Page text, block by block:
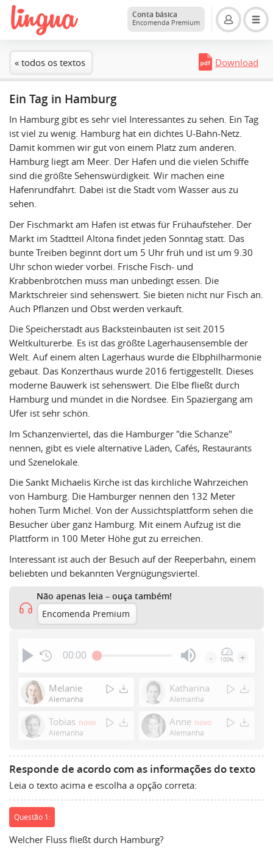
Conta básica
Encomenda Premium
« todos os textos Download
Ein Tag in Hamburg
In Hamburg gibt es sehr viel Interessantes zu sehen. Ein Tag
ist viel zu wenig. Hamburg hat ein dichtes U-Bahn-Netz.
Damit kommen wir gut von einem Platz zum anderen.
Hamburg liegt am Meer. Der Hafen und die vielen Schiffe
sind die größte Sehenswürdigkeit. Wir machen eine
Hafenrundfahrt. Dabei ist die Stadt vom Wasser aus zu
sehen.
Der Fischmarkt am Hafen ist etwas für Frühaufsteher. Der
Markt im Stadtteil Altona findet jeden Sonntag statt. Das
bunte Treiben beginnt dort um 5 Uhr früh und ist um 9.30
Uhr schon wieder vorbei. Frische Fisch- und
Krabbenbrötchen muss man unbedingt essen. Die
Marktschreier sind sehenswert. Sie bieten nicht nur Fisch an.
Auch Pflanzen und Obst werden verkauft.
Die Speicherstadt aus Backsteinbauten ist seit 2015
Weltkulturerbe. Es ist das größte Lagerhausensemble der
Welt. Auf einem alten Lagerhaus wurde die Elbphilharmonie
gebaut. Das Konzerthaus wurde 2016 fertiggestellt. Dieses
moderne Bauwerk ist sehenswert. Die Elbe fließt durch
Hamburg und mündet in die Nordsee. Ein Spaziergang am
Ufer ist sehr schön.
Im Schanzenviertel, das die Hamburger "die Schanze"
nennen, gibt es viele alternative Läden, Cafés, Restaurants
und Szenelokale.
Die Sankt Michaelis Kirche ist das kirchliche Wahrzeichen
von Hamburg. Die Hamburger nennen den 132 Meter
hohen Turm Michel. Von der Aussichtsplattform sehen die
Besucher über ganz Hamburg. Mit einem Aufzug ist die
Plattform in 100 Meter Höhe gut zu erreichen.
Interessant ist auch der Besuch auf der Reeperbahn, einem
beliebten und bekannten Vergnügungsviertel.
Não apenas leia – ouça também!
Encomenda Premium
00:00
Enter
or
to
show
slider.
- 100% +
Melanie
Alemanha
Katharina
Alemanha
Tobias novo
Alemanha
Anne novo
Alemanha
Responde de acordo com as informações do texto
Leia o texto acima e escolha a opção correta:
Questão 1:
Welcher Fluss fließt durch Hamburg?